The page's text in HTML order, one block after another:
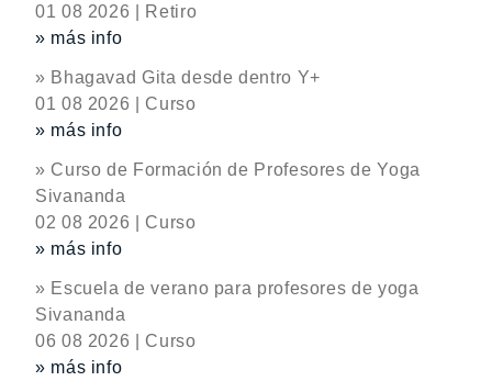
01 08 2026 | Retiro
» más info
» Bhagavad Gita desde dentro Y+
01 08 2026 | Curso
» más info
» Curso de Formación de Profesores de Yoga
Sivananda
02 08 2026 | Curso
» más info
» Escuela de verano para profesores de yoga
Sivananda
06 08 2026 | Curso
» más info